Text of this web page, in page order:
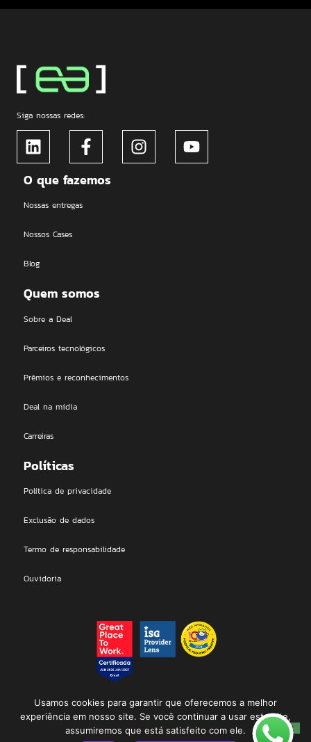
Siga nossas redes:
O que fazemos
Nossas entregas
Nossos Cases
Blog
Quem somos
Sobre a Deal
Parceiros tecnológicos
Prêmios e reconhecimentos
Deal na mídia
Carreiras
Políticas
Política de privacidade
Exclusão de dados
Termo de responsabilidade
Ouvidoria
designed by Dealmakers
Usamos cookies para garantir que oferecemos a melhor
experiência em nosso site. Se você continuar a usar este site,
assumiremos que está satisfeito com ele.